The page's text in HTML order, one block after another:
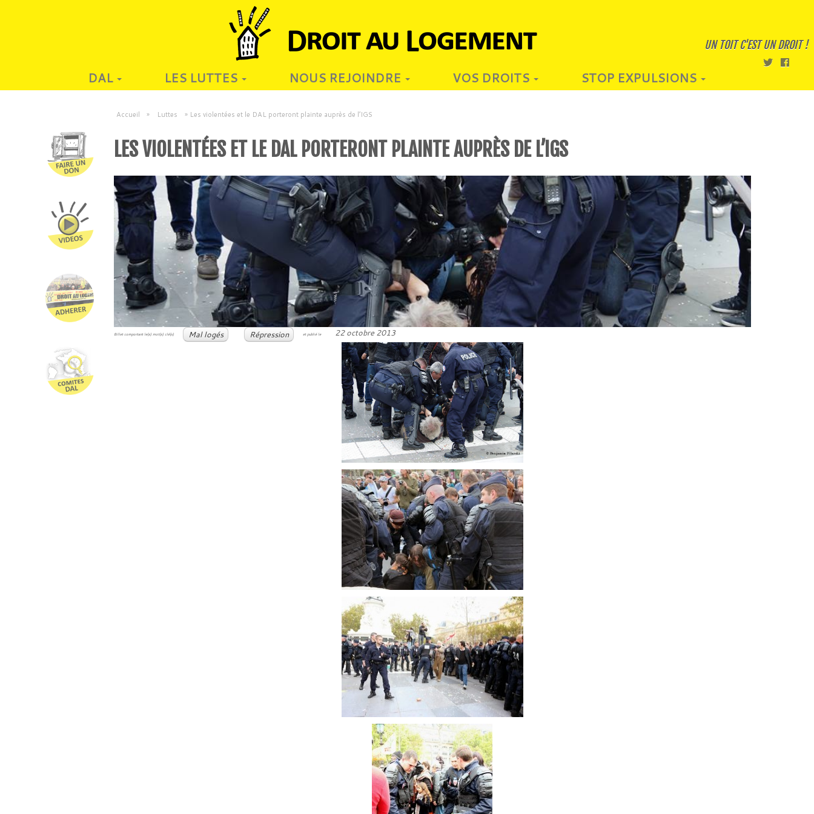
UN TOIT C'EST UN DROIT !
DAL LES LUTTES NOUS REJOINDRE VOS DROITS STOP EXPULSIONS
Accueil » Luttes » Les violentées et le DAL porteront plainte auprès de l’IGS
LES VIOLENTÉES ET LE DAL PORTERONT PLAINTE AUPRÈS DE L’IGS
Billet comportant le(s) mot(s) clé(s) Mal logés Répression et publié le 22 octobre 2013